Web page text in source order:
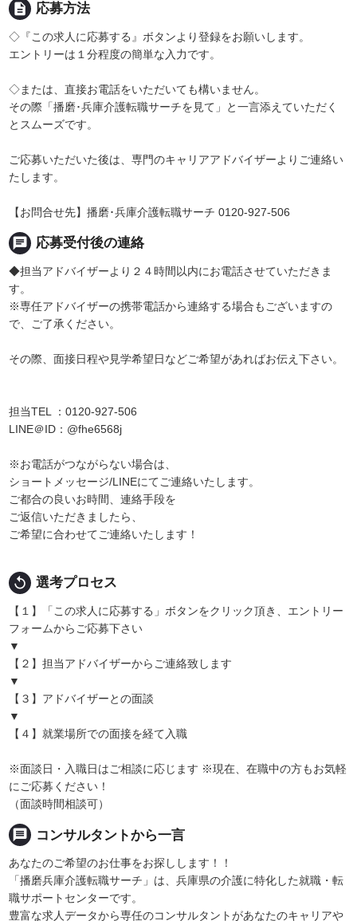
description 応募方法
◇『この求人に応募する』ボタンより登録をお願いします。
エントリーは１分程度の簡単な入力です。
◇または、直接お電話をいただいても構いません。
その際「播磨･兵庫介護転職サーチを見て」と一言添えていただく
とスムーズです。
ご応募いただいた後は、専門のキャリアアドバイザーよりご連絡い
たします。
【お問合せ先】播磨･兵庫介護転職サーチ 0120-927-506
chat 応募受付後の連絡
◆担当アドバイザーより２４時間以内にお電話させていただきま
す。
※専任アドバイザーの携帯電話から連絡する場合もございますの
で、ご了承ください。
その際、面接日程や見学希望日などご希望があればお伝え下さい。
担当TEL ：0120-927-506
LINE＠ID：@fhe6568j
※お電話がつながらない場合は、
ショートメッセージ/LINEにてご連絡いたします。
ご都合の良いお時間、連絡手段を
ご返信いただきましたら、
ご希望に合わせてご連絡いたします！
replay 選考プロセス
【１】「この求人に応募する」ボタンをクリック頂き、エントリー
フォームからご応募下さい
▼
【２】担当アドバイザーからご連絡致します
▼
【３】アドバイザーとの面談
▼
【４】就業場所での面接を経て入職
※面談日・入職日はご相談に応じます ※現在、在職中の方もお気軽
にご応募ください！
（面談時間相談可）
message コンサルタントから一言
あなたのご希望のお仕事をお探しします！！
「播磨兵庫介護転職サーチ」は、兵庫県の介護に特化した就職・転
職サポートセンターです。
豊富な求人データから専任のコンサルタントがあなたのキャリアや